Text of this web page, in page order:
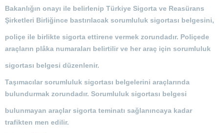
Bakanlığın onayı ile belirlenip Türkiye Sigorta ve Reasürans
Şirketleri Birliğince bastırılacak sorumluluk sigortası belgesini,
poliçe ile birlikte sigorta ettirene vermek zorundadır. Poliçede
araçların plâka numaraları belirtilir ve her araç için sorumluluk
sigortası belgesi düzenlenir.
Taşımacılar sorumluluk sigortası belgelerini araçlarında
bulundurmak zorundadır. Sorumluluk sigortası belgesi
bulunmayan araçlar sigorta teminatı sağlanıncaya kadar
trafikten men edilir.